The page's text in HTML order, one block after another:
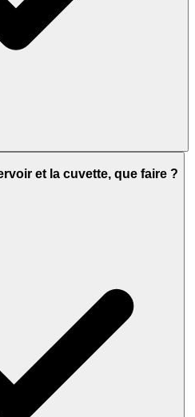
et la cuvette, que faire ?